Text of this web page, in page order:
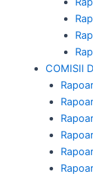
COMISII